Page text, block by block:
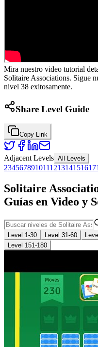
Mira nuestro video tutorial
Solitaire Associations. Sigue
nivel 38 exitosamente.
Share Level Guide
Copy Link
Adjacent Levels All Levels
234567891011121314151617
Solitaire
Guías en Video y
Level 1-30 Level 31-60
Level 151-180